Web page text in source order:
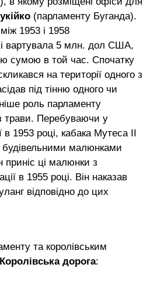
(парламенту Буганда).
1953 і 1958
і вартувала 5 млн. дол США,
сумою в той час. Спочатку
на території одного з
під тінню одного чи
роль парламенту
трави. Перебуваючи у
в 1953 році, кабака Мутеса II
будівельними малюнками
приніс ці малюнки з
в 1955 році. Він наказав
відповідно до цих
та королівським
Королівська дорога: